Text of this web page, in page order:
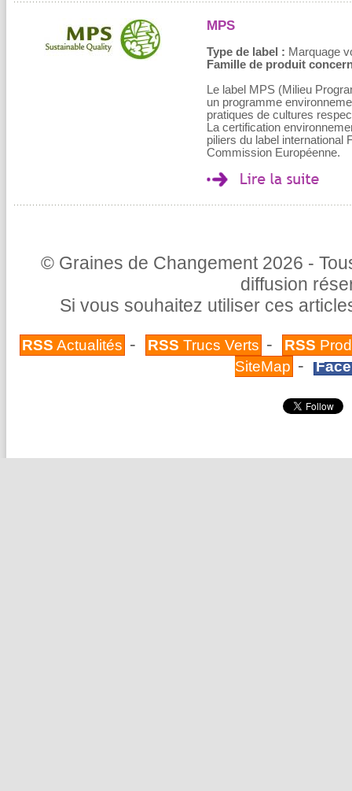
MPS
Type de label : Marquage
Famille de produit
Le label MPS (Milieu
un programme
pratiques de cultures
La certification
piliers du label international
Commission Européenne.
© Graines de Changement 2026 -
diffusion
Si vous souhaitez utiliser ces
RSS Actualités - RSS Trucs Verts - RSS
SiteMap -